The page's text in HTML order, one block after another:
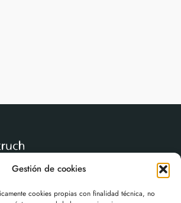
Gestión de cookies
cookies propias con finalidad técnica, no